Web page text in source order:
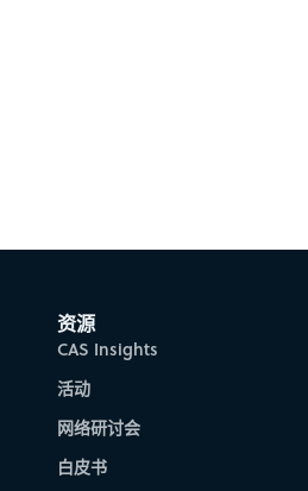
资源
CAS Insights
活动
网络研讨会
白皮书